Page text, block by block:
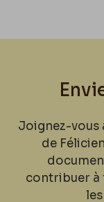
Joignez-vous
de
contribuer